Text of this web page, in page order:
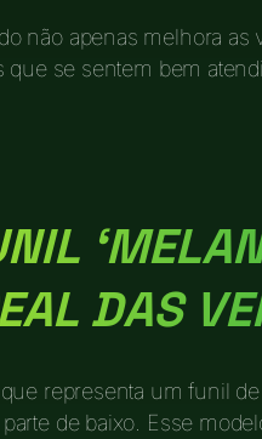
não apenas melhora as
que se sentem bem
DAS
representa um funil
de baixo. Esse